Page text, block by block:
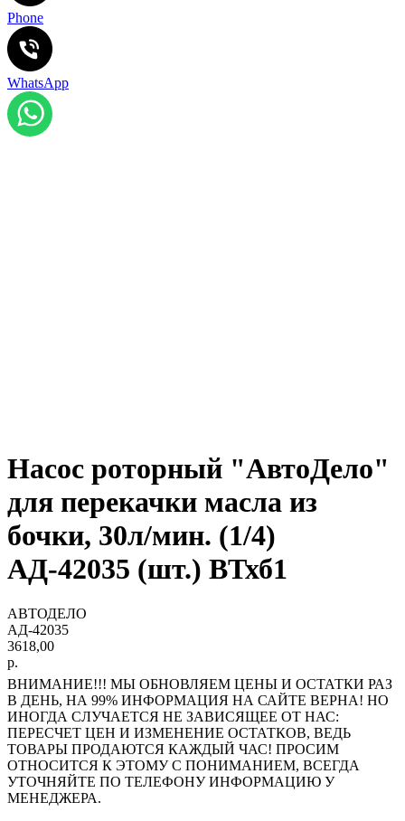
Phone
WhatsApp
Насос роторный "АвтоДело"
для перекачки масла из
бочки, 30л/мин. (1/4)
АД-42035 (шт.) ВТхб1
АВТОДЕЛО
АД-42035
3618,00
р.
ВНИМАНИЕ!!! МЫ ОБНОВЛЯЕМ ЦЕНЫ И ОСТАТКИ РАЗ
В ДЕНЬ, НА 99% ИНФОРМАЦИЯ НА САЙТЕ ВЕРНА! НО
ИНОГДА СЛУЧАЕТСЯ НЕ ЗАВИСЯЩЕЕ ОТ НАС:
ПЕРЕСЧЕТ ЦЕН И ИЗМЕНЕНИЕ ОСТАТКОВ, ВЕДЬ
ТОВАРЫ ПРОДАЮТСЯ КАЖДЫЙ ЧАС! ПРОСИМ
ОТНОСИТСЯ К ЭТОМУ С ПОНИМАНИЕМ, ВСЕГДА
УТОЧНЯЙТЕ ПО ТЕЛЕФОНУ ИНФОРМАЦИЮ У
МЕНЕДЖЕРА.